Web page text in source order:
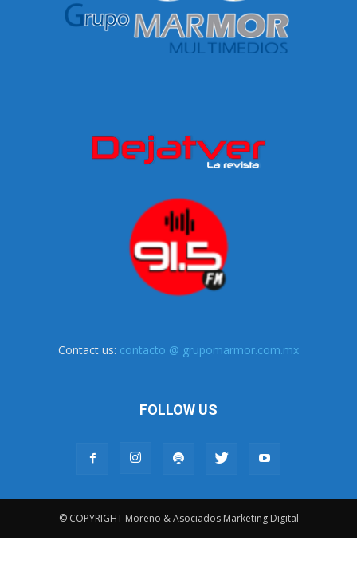
Contact us: contacto @ grupomarmor.com.mx
FOLLOW US
© COPYRIGHT Moreno & Asociados Marketing Digital